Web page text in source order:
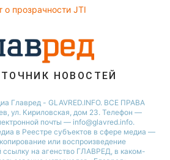
о прозрачности JTI
НОВОСТЕЙ
Главред - GLAVRED.INFO. ВСЕ ПРАВА
ул. Кириловская, дом 23. Телефон —
почты — info@glavred.info.
в Реестре cубъектов в сфере медиа —
или воспроизведение
на агенство ГЛАВРЕД, в каком-